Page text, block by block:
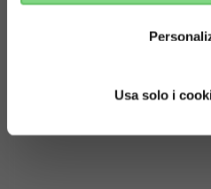
Usa solo i
a posto sopra la
Cosa c'è